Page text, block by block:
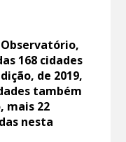
168 cidades
de 2019,
também
mais 22
nesta